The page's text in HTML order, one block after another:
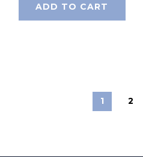
ADD TO CART
1 2